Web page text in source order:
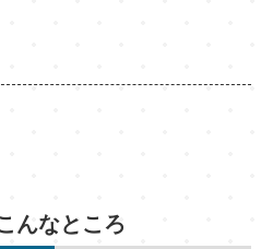
んなところ